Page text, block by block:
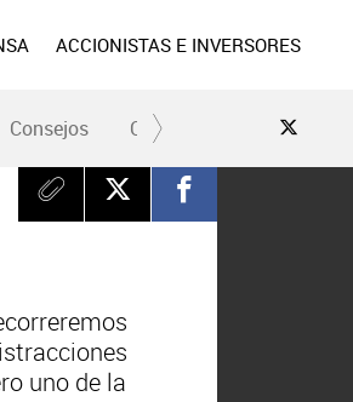
ACCIONISTAS E INVERSORES
Consejos Conduce Seguro
uno de la